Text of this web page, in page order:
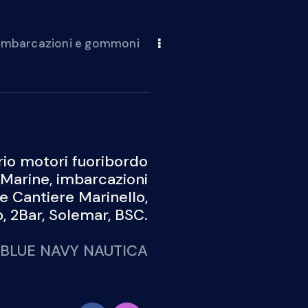
e gommoni
motori fuoribordo
imbarcazioni
Cantiere Marinello,
2Bar, Solemar, BSC.
BLUE NAVY NAUTICA